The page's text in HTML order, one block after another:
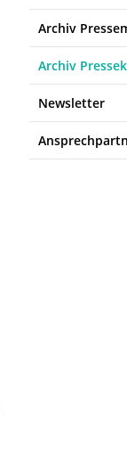
Archiv
Archiv
Newsletter